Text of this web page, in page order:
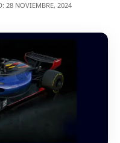
28 NOVIEMBRE, 2024